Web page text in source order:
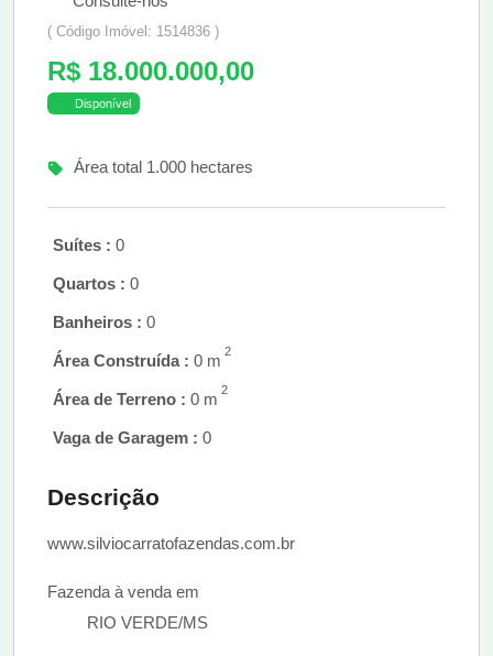
( Código Imóvel: 1514836 )
R$ 18.000.000,00
Disponível
Área total 1.000 hectares
Suítes : 0
Quartos : 0
Banheiros : 0
Área Construída : 0 m 2
Área de Terreno : 0 m 2
Vaga de Garagem : 0
Descrição
www.silviocarratofazendas.com.br
Fazenda à venda em
RIO VERDE/MS